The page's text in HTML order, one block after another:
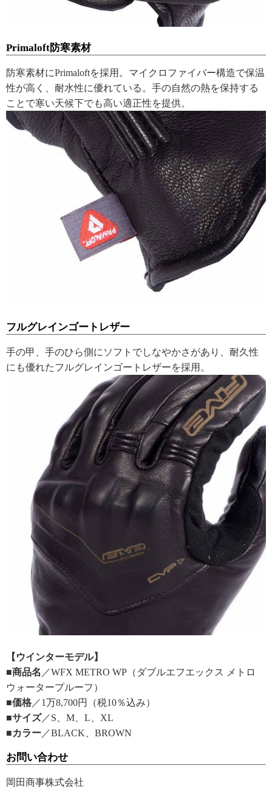
Primaloft防寒素材
防寒素材にPrimaloftを採用。マイクロファイバー構造で保温
性が高く、耐水性に優れている。手の自然の熱を保持する
ことで寒い天候下でも高い適正性を提供。
フルグレインゴートレザー
手の甲、手のひら側にソフトでしなやかさがあり、耐久性
にも優れたフルグレインゴートレザーを採用。
【ウインターモデル】
■商品名 ／WFX METRO WP（ダブルエフエックス メトロ
ウォータープルーフ）
■価格 ／1万8,700円（税10％込み）
■サイズ／S、M、L、XL
■カラー ／BLACK、BROWN
お問い合わせ
岡田商事株式会社